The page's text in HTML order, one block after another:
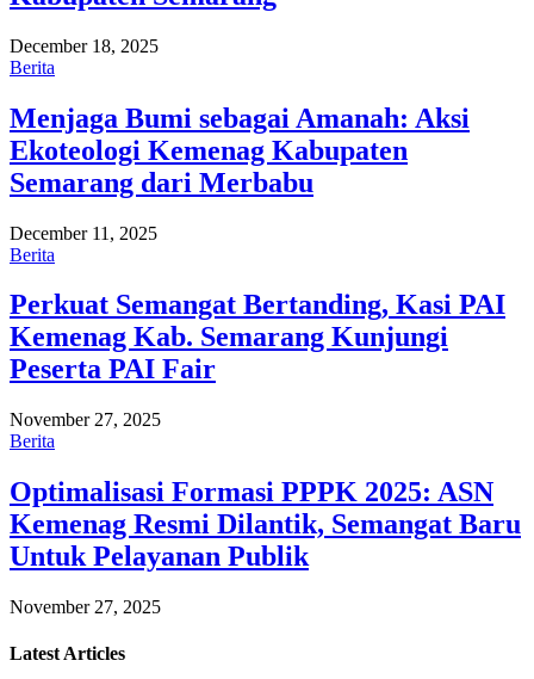
December 18, 2025
Berita
Menjaga Bumi sebagai Amanah: Aksi
Ekoteologi Kemenag Kabupaten
Semarang dari Merbabu
December 11, 2025
Berita
Perkuat Semangat Bertanding, Kasi PAI
Kemenag Kab. Semarang Kunjungi
Peserta PAI Fair
November 27, 2025
Berita
Optimalisasi Formasi PPPK 2025: ASN
Kemenag Resmi Dilantik, Semangat Baru
Untuk Pelayanan Publik
November 27, 2025
Latest Articles